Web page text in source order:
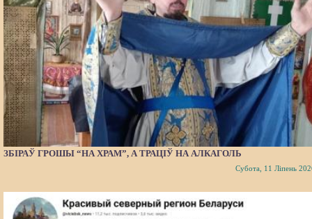
ЗБІРАЎ ГРОШЫ “НА ХРАМ”, А ТРАЦІЎ НА АЛКАГОЛЬ
Субота, 11 Ліпень